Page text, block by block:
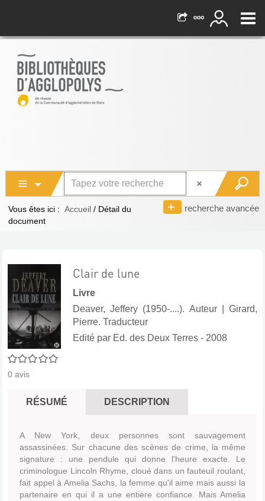
recherche avancée
Vous êtes ici : Accueil / Détail du
document
0/5
0 avis
Clair de lune
Livre
Deaver, Jeffery (1950-....). Auteur|Girard,
Pierre. Traducteur
Edité par Ed. des Deux Terres - 2008
RÉSUMÉ DESCRIPTION
A New York, deux personnes sont sauvagement
assassinées. Sur chacune des scènes de crime, la même
signature : une pendule qui donne l'heure exacte. Le
criminologue Lincoln Rhyme, cloué dans un fauteuil roulant,
fait appel à Amelia Sachs, la femme qu'il aime mais aussi la
partenaire en qui il a une entière confiance. Mais Amelia